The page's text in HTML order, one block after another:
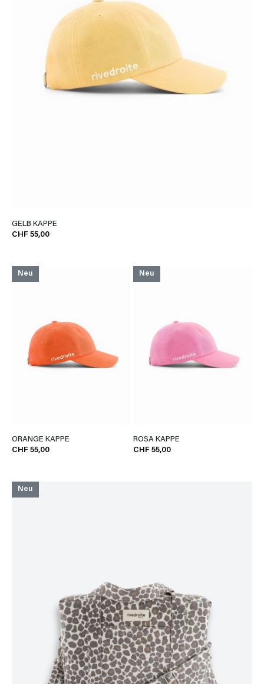
GELB KAPPE
CHF 55,00
Neu
ORANGE KAPPE
CHF 55,00
Neu
ROSA KAPPE
CHF 55,00
Neu